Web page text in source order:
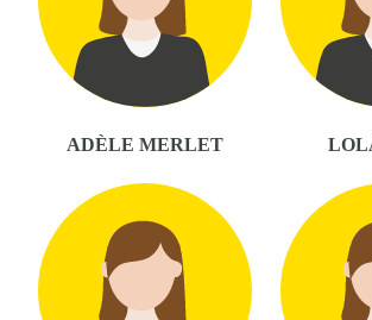
ADÈLE MERLET